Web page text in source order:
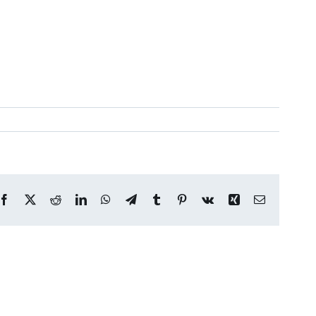
Facebook
X RedditLinkedInWhatsApp
TelegramTumblr Pinterest
Vk Xing Correo